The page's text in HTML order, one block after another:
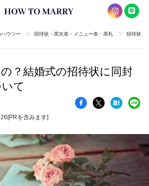
ウツー > 招待状・席次表・メニュー表・席札 > 招待状
？結婚式の招待状に同封
て
[PRを含みます]